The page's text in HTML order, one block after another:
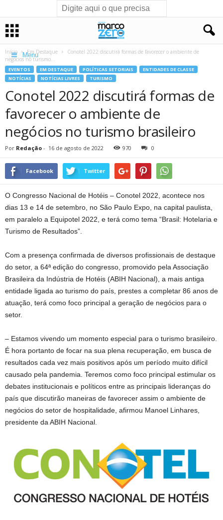
Menu
Início Em Destaque
Conotel 2022 discutirá formas de favorecer o ambiente de
negócios no turismo...
EVENTOS EM DESTAQUE POLÍTICAS SETORIAIS
ENTIDADES DE CLASSE
NOTÍCIAS
NOTÍCIAS LIVRES TURISMO
Conotel 2022 discutirá formas de
favorecer o ambiente de
negócios no turismo brasileiro
Por Redação - 16 de agosto de 2022 970 0
Facebook Twitter
O Congresso Nacional de Hotéis – Conotel 2022, acontece nos
dias 13 e 14 de setembro, no São Paulo Expo, na capital paulista,
em paralelo a Equipotel 2022, e terá como tema “Brasil: Hotelaria e
Turismo de Resultados”.
Com a presença confirmada de diversos profissionais de destaque
do setor, a 64ª edição do congresso, promovido pela Associação
Brasileira da Indústria de Hotéis (ABIH Nacional), a mais antiga
entidade ligada ao turismo do país, prestes a completar 86 anos de
atuação, terá como foco principal a geração de negócios para o
setor.
– Estamos vivendo um momento especial para o turismo brasileiro.
É hora portanto de focar na sua plena recuperação, em busca de
resultados cada vez mais positivos após um período muito difícil
causado pela pandemia. Teremos como foco principal estimular os
debates institucionais e políticos entre as principais lideranças do
país que discutirão maneiras de favorecer assim o ambiente de
negócios do setor de hospitalidade, afirmou Manoel Linhares,
presidente da ABIH Nacional.